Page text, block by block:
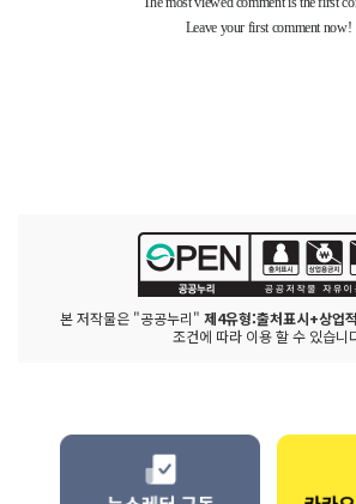
본 저작물은 "공공누리" 제4유형:출처표시+상업
조건에 따라 이용 할 수 있습니